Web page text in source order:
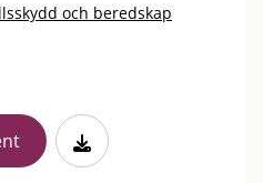
och beredskap